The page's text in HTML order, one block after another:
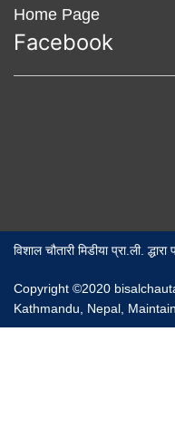
Home Page
Facebook
विशाल चौतारी मिडीया प्रा.ली.
Copyright ©2020
Kathmandu, Nepal,